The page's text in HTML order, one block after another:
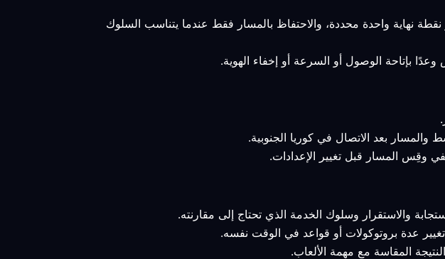
نهاية واحدة محددة، والاحتفاظ بالمسار فقط عندما يتناسب السلوك
وعدًا بإتاحة الوصول أو السرعة أو إخفاء الهوية.
والاستقرار وسلوك الخدمة الذي تحتاج إلى مقارنته.
عدة بروتوكولات أو قواعد في الوقت نفسه.
المقاسة مع مهمة الألعاب.